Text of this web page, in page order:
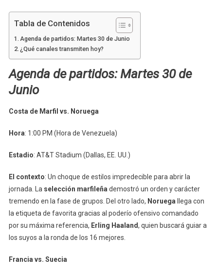
Tabla de Contenidos
Agenda de partidos: Martes 30 de Junio
¿Qué canales transmiten hoy?
Agenda de partidos: Martes 30 de
Junio
Costa de Marfil vs. Noruega
Hora: 1:00 PM (Hora de Venezuela)
Estadio: AT&T Stadium (Dallas, EE. UU.)
El contexto: Un choque de estilos impredecible para abrir la
jornada. La selección marfileña demostró un orden y carácter
tremendo en la fase de grupos. Del otro lado, Noruega llega con
la etiqueta de favorita gracias al poderío ofensivo comandado
por su máxima referencia, Erling Haaland, quien buscará guiar a
los suyos a la ronda de los 16 mejores.
Francia vs. Suecia